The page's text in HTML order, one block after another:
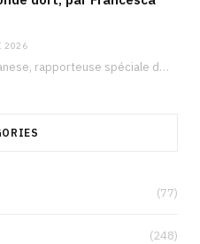
2026
Francesca Albanese, rapporteuse spéciale de l’ONU sur les territoires palestiniens occupés, était à Tunis pour…
(77)
(248)